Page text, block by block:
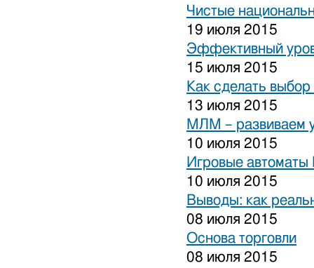
Чистые
19 июля 2015
Эффективный
15 июля 2015
Как сделать
13 июля 2015
МЛМ – развиваем
10 июля 2015
Игровые
10 июля 2015
Выводы: как
08 июля 2015
Основа торговли
08 июля 2015